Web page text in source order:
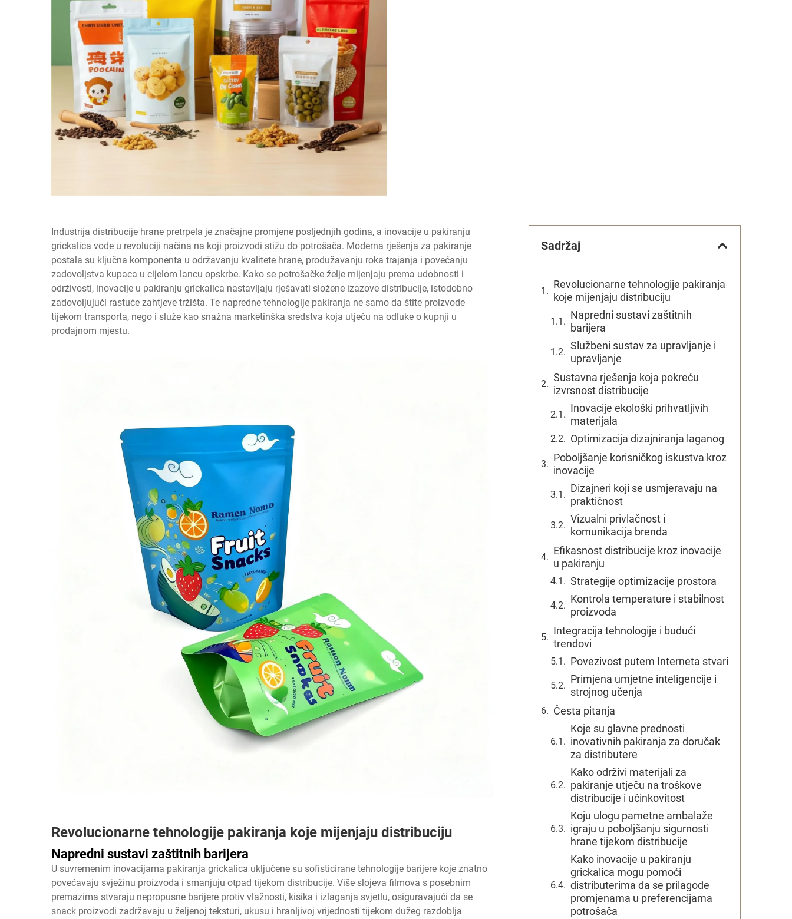
Industrija distribucije hrane pretrpela je značajne promjene posljednjih godina, a inovacije u pakiranju
grickalica vode u revoluciji načina na koji proizvodi stižu do potrošača. Moderna rješenja za pakiranje
postala su ključna komponenta u održavanju kvalitete hrane, produžavanju roka trajanja i povećanju
zadovoljstva kupaca u cijelom lancu opskrbe. Kako se potrošačke želje mijenjaju prema udobnosti i
održivosti, inovacije u pakiranju grickalica nastavljaju rješavati složene izazove distribucije, istodobno
zadovoljujući rastuće zahtjeve tržišta. Te napredne tehnologije pakiranja ne samo da štite proizvode
tijekom transporta, nego i služe kao snažna marketinška sredstva koja utječu na odluke o kupnji u
prodajnom mjestu.
Revolucionarne tehnologije pakiranja koje mijenjaju distribuciju
Napredni sustavi zaštitnih barijera
U suvremenim inovacijama pakiranja grickalica uključene su sofisticirane tehnologije barijere koje znatno
povećavaju svježinu proizvoda i smanjuju otpad tijekom distribucije. Više slojeva filmova s posebnim
premazima stvaraju nepropusne barijere protiv vlažnosti, kisika i izlaganja svjetlu, osiguravajući da se
snack proizvodi zadržavaju u željenoj teksturi, ukusu i hranljivoj vrijednosti tijekom dužeg razdoblja
Sadržaj
Revolucionarne tehnologije pakiranja
koje mijenjaju distribuciju
Napredni sustavi zaštitnih
barijera
Službeni sustav za upravljanje i
upravljanje
Sustavna rješenja koja pokreću
izvrsnost distribucije
Inovacije ekološki prihvatljivih
materijala
Optimizacija dizajniranja laganog
Poboljšanje korisničkog iskustva kroz
inovacije
Dizajneri koji se usmjeravaju na
praktičnost
Vizualni privlačnost i
komunikacija brenda
Efikasnost distribucije kroz inovacije
u pakiranju
Strategije optimizacije prostora
Kontrola temperature i stabilnost
proizvoda
Integracija tehnologije i budući
trendovi
Povezivost putem Interneta stvari
Primjena umjetne inteligencije i
strojnog učenja
Česta pitanja
Koje su glavne prednosti
inovativnih pakiranja za doručak
za distributere
Kako održivi materijali za
pakiranje utječu na troškove
distribucije i učinkovitost
Koju ulogu pametne ambalaže
igraju u poboljšanju sigurnosti
hrane tijekom distribucije
Kako inovacije u pakiranju
grickalica mogu pomoći
distributerima da se prilagode
promjenama u preferencijama
potrošača